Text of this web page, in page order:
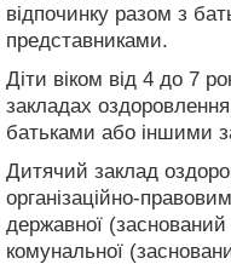
відпочинку разом з
представниками.
Діти віком від 4 до 7
закладах
батьками або іншими
Дитячий заклад
організаційно-
державної
комунальної